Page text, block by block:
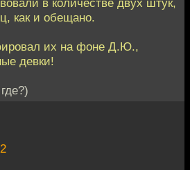
в количестве двух штук,
как и обещано.
их на фоне Д.Ю.,
девки!